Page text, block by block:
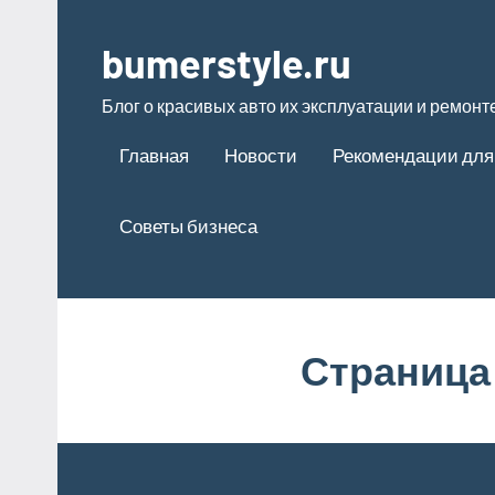
содержимому
bumerstyle.ru
Блог о красивых авто их эксплуатации и
Главная Новости Рекомендации
Советы бизнеса
Страница